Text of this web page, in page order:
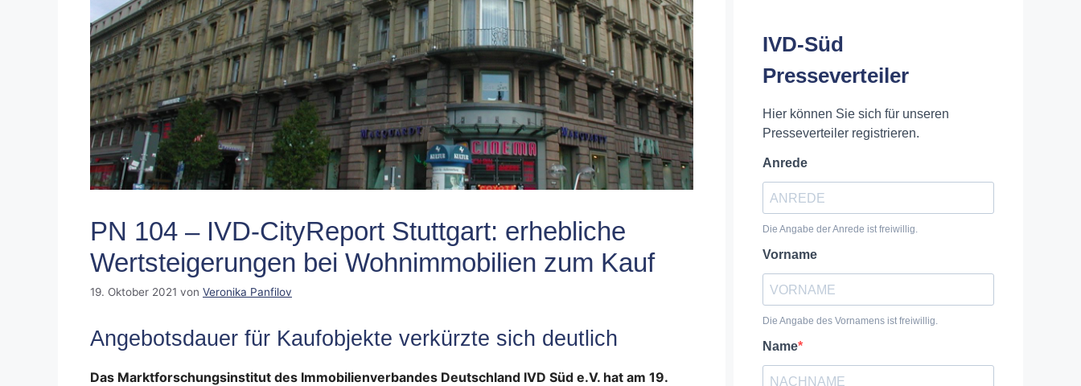
PN 104 – IVD-CityReport Stuttgart: erhebliche
Wertsteigerungen bei Wohnimmobilien zum Kauf
19. Oktober 2021 von Veronika Panfilov
Angebotsdauer für Kaufobjekte verkürzte sich deutlich
Das Marktforschungsinstitut des Immobilienverbandes Deutschland IVD Süd e.V. hat am 19.